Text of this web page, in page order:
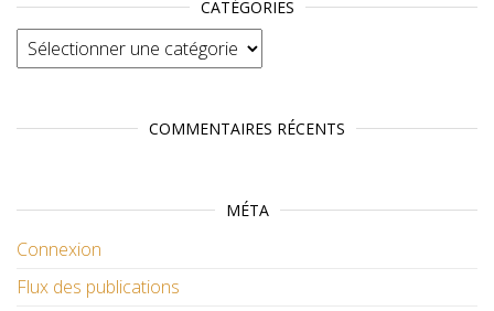
CATÉGORIES
Catégories
COMMENTAIRES RÉCENTS
MÉTA
Connexion
Flux des publications